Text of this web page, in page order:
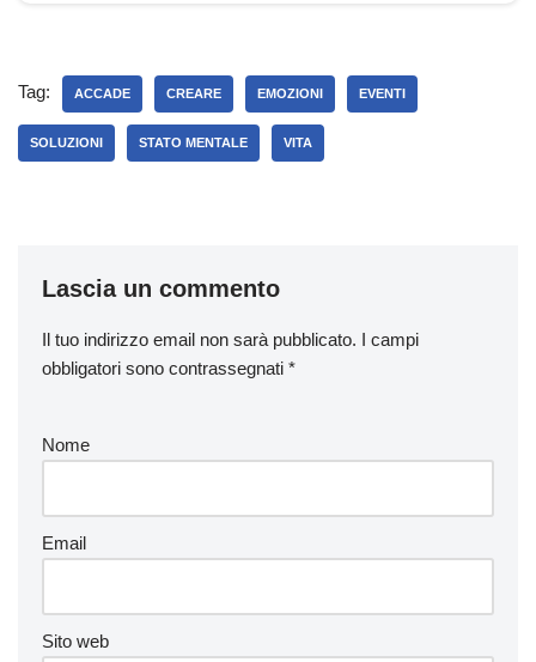
Tag: ACCADE CREARE EMOZIONI EVENTI
SOLUZIONI STATO MENTALE VITA
Lascia un commento
Il tuo indirizzo email non sarà pubblicato. I campi
obbligatori sono contrassegnati *
Nome
Email
Sito web